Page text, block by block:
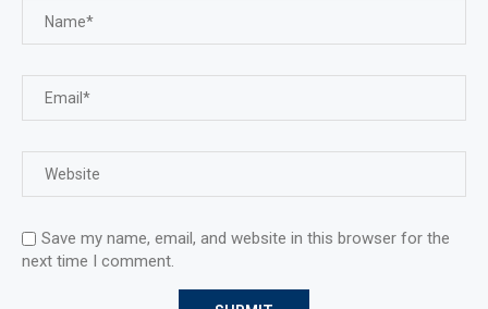
Save my name, email, and website in this browser for the
next time I comment.